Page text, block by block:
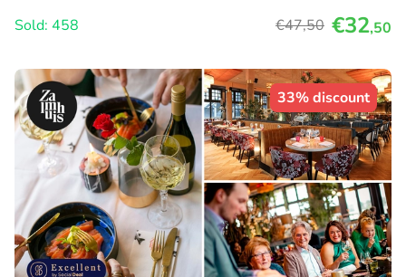
Sold: 458
€47,50 €32,50
33% discount